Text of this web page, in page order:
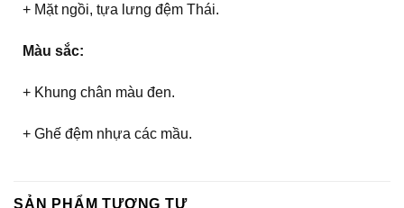
+ Mặt ngồi, tựa lưng đệm Thái.
Màu sắc:
+ Khung chân màu đen.
+ Ghế đệm nhựa các mầu.
SẢN PHẨM TƯƠNG TỰ